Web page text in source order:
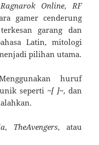
Ragnarok Online,RF
gamer cenderung
garang dan
Latin, mitologi
pilihan utama.
huruf
seperti ~[ ]~, dan
, TheAvengers, atau